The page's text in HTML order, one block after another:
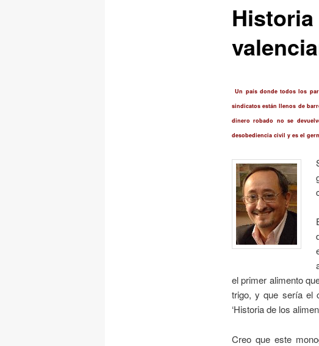
Un país donde todos los
sindicatos están llenos de
dinero robado no se
desobediencia civil y es el
el primer alimento
trigo, y que sería el
‘Historia de los
Creo que este